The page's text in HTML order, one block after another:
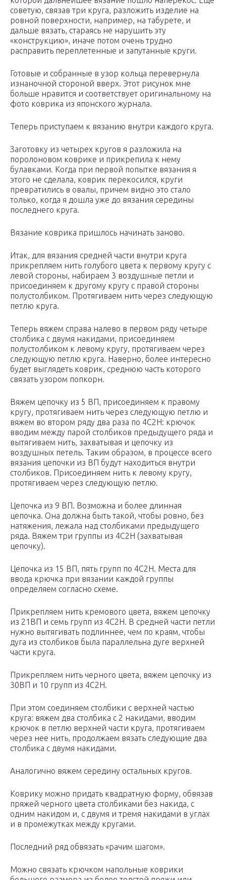
советую, связав три круга, разложить изделие на
ровной поверхности, например, на табурете, и
дальше вязать, стараясь не нарушить эту
«конструкцию», иначе потом очень трудно
расправить переплетенные и запутанные круги.
Готовые и собранные в узор кольца перевернула
изнаночной стороной вверх. Этот рисунок мне
больше нравится и соответствует оригинальному на
фото коврика из японского журнала.
Теперь приступаем к вязанию внутри каждого круга.
Заготовку из четырех кругов я разложила на
поролоновом коврике и прикрепила к нему
булавками. Когда при первой попытке вязания я
этого не сделала, коврик перекосился, круги
превратились в овалы, причем видно это стало
только, когда я дошла уже до вязания середины
последнего круга.
Вязание коврика пришлось начинать заново.
Итак, для вязания средней части внутри круга
прикрепляем нить голубого цвета к первому кругу с
левой стороны, набираем 3 воздушные петли и
присоединяем к другому кругу с правой стороны
полустолбиком. Протягиваем нить через следующую
петлю круга.
Теперь вяжем справа налево в первом ряду четыре
столбика с двумя накидами, присоединяем
полустолбиком к левому кругу, протягиваем через
следующую петлю круга. Наверно, более интересно
будет выглядеть коврик, среднюю часть которого
связать узором попкорн.
Вяжем цепочку из 5 ВП, присоединяем к правому
кругу, протягиваем нить через следующую петлю и
вяжем во втором ряду два раза по 4С2Н: крючок
вводим между парой столбиков предыдущего ряда и
вытягиваем нить, захватывая и цепочку из
воздушных петель. Таким образом, в процессе всего
вязания цепочки из ВП будут находиться внутри
столбиков. Присоединяем нить к левому кругу,
протягиваем через следующую петлю.
Цепочка из 9 ВП. Возможна и более длинная
цепочка. Она должна быть такой, чтобы ровно, без
натяжения, лежала над столбиками предыдущего
ряда. Вяжем три группы из 4С2Н (захватывая
цепочку).
Цепочка из 15 ВП, пять групп по 4С2Н. Места для
ввода крючка при вязании каждой группы
определяем согласно схеме.
Прикрепляем нить кремового цвета, вяжем цепочку
из 21ВП и семь групп из 4С2Н. В средней части петли
нужно вытягивать подлиннее, чем по краям, чтобы
дуга из столбиков была параллельна дуге верхней
части круга.
Прикрепляем нить черного цвета, вяжем цепочку из
30ВП и 10 групп из 4С2Н.
При этом соединяем столбики с верхней частью
круга: вяжем два столбика с 2 накидами, вводим
крючок в петлю верхней части круга, протягиваем
через нее нить, продолжаем вязать следующие два
столбика с двумя накидами.
Аналогично вяжем середину остальных кругов.
Коврику можно придать квадратную форму, обвязав
пряжей черного цвета столбиками без накида, с
одним накидом и, с двумя и тремя накидами в углах
и в промежутках между кругами.
Последний ряд обвязать «рачим шагом».
Можно связать крючком напольные коврики